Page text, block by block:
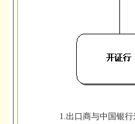
1.出口商与中国银